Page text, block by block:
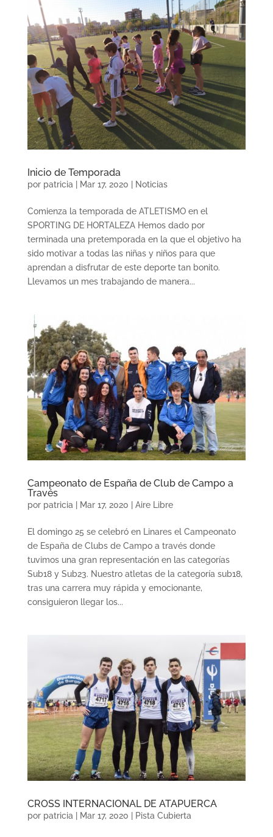
Inicio de Temporada
por patricia| Mar 17, 2020 Noticias
Comienza la temporada de ATLETISMO en el
SPORTING DE HORTALEZA Hemos dado por
terminada una pretemporada en la que el objetivo ha
sido motivar a todas las niñas y niños para que
aprendan a disfrutar de este deporte tan bonito.
Llevamos un mes trabajando de manera...
Campeonato de España de Club de Campo a
Través
por patricia Mar 17, 2020 Aire Libre
El domingo 25 se celebró en Linares el Campeonato
de España de Clubs de Campo a través donde
tuvimos una gran representación en las categorías
Sub18 y Sub23. Nuestro atletas de la categoría sub18,
tras una carrera muy rápida y emocionante,
consiguieron llegar los...
CROSS INTERNACIONAL DE ATAPUERCA
por patricia Mar 17, 2020 Pista Cubierta